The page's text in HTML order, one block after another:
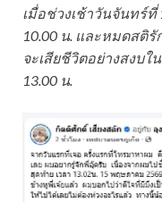
เมื่อช่วงเช้าวันจันทร์
10.00 น. และหมดสติ
จะเสียชีวิตอย่างสงบใ
13.00 น.